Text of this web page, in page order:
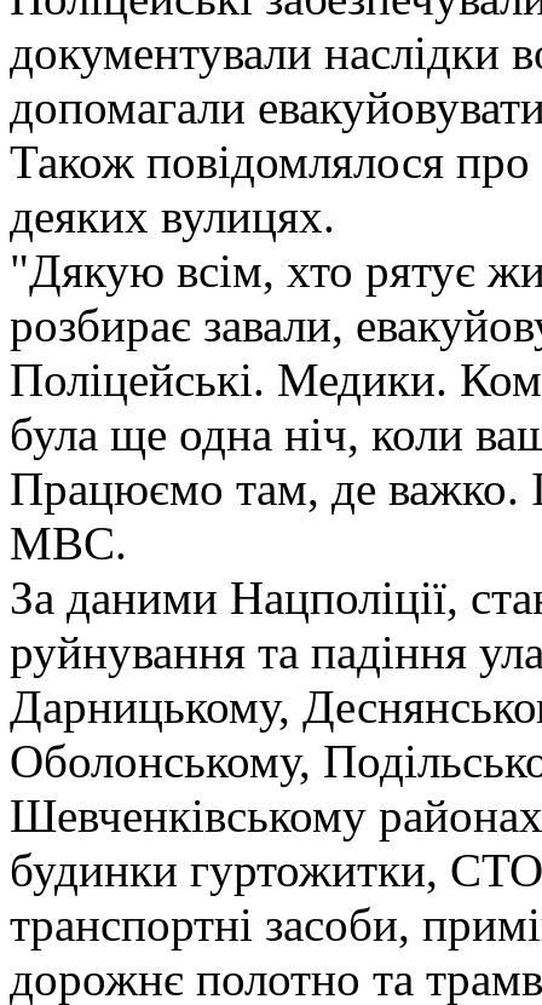
документували наслідки
допомагали
Також повідомлялося
деяких вулицях.
"Дякую всім, хто рятує
розбирає завали,
Поліцейські. Медики.
була ще одна ніч, коли
Працюємо там, де важко.
МВС.
За даними Нацполіції,
руйнування та падіння
Дарницькому,
Оболонському,
Шевченківському
будинки гуртожитки,
транспортні засоби,
дорожнє полотно та